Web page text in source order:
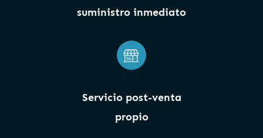
suministro inmediato
Servicio post-venta
propio